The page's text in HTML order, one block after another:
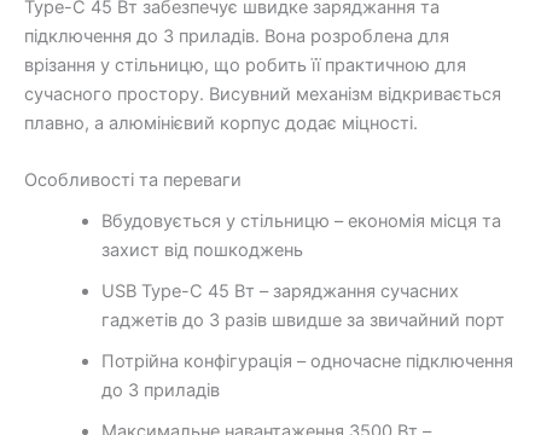
Type-C 45 Вт забезпечує швидке заряджання та
підключення до 3 приладів. Вона розроблена для
врізання у стільницю, що робить її практичною для
сучасного простору. Висувний механізм відкривається
плавно, а алюмінієвий корпус додає міцності.
Особливості та переваги
Вбудовується у стільницю – економія місця та
захист від пошкоджень
USB Type-C 45 Вт – заряджання сучасних
гаджетів до 3 разів швидше за звичайний порт
Потрійна конфігурація – одночасне підключення
до 3 приладів